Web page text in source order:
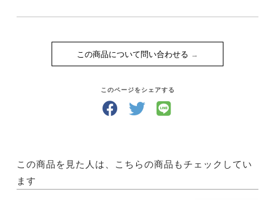
この商品について問い合わせる
このページをシェアする
この商品を見た人は、こちらの商品もチェックしてい
ます